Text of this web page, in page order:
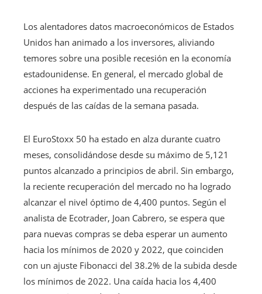
Los alentadores datos macroeconómicos de Estados
Unidos han animado a los inversores, aliviando
temores sobre una posible recesión en la economía
estadounidense. En general, el mercado global de
acciones ha experimentado una recuperación
después de las caídas de la semana pasada.
El EuroStoxx 50 ha estado en alza durante cuatro
meses, consolidándose desde su máximo de 5,121
puntos alcanzado a principios de abril. Sin embargo,
la reciente recuperación del mercado no ha logrado
alcanzar el nivel óptimo de 4,400 puntos. Según el
analista de Ecotrader, Joan Cabrero, se espera que
para nuevas compras se deba esperar un aumento
hacia los mínimos de 2020 y 2022, que coinciden
con un ajuste Fibonacci del 38.2% de la subida desde
los mínimos de 2022. Una caída hacia los 4,400